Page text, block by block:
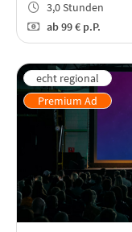
3,0 Stunden
ab99 € p.P.